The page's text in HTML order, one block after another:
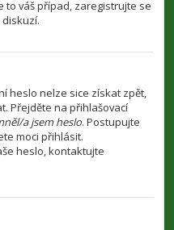
to váš případ, zaregistrujte se
heslo nelze sice získat zpět,
Přejděte na přihlašovací
a jsem heslo. Postupujte
moci přihlásit.
heslo, kontaktujte